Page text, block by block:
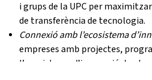
i grups de la UPC per
de transferència de tecnologia.
Connexió amb l’ecosistema
empreses amb projectes,
l’ecosistema d’innovació, tant